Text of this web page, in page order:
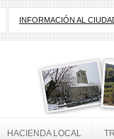
INFORMACIÓN AL
HACIENDA LOCAL